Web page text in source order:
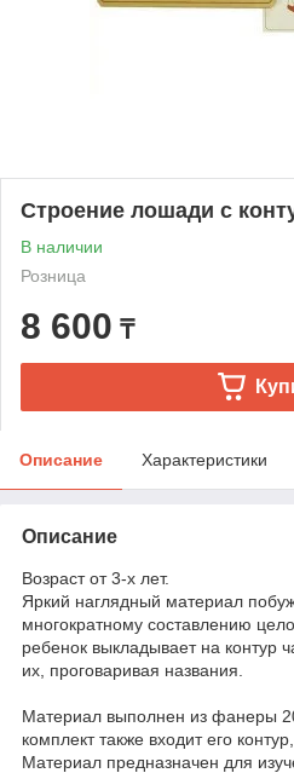
Строение лошади с
В наличии
Розница
8 600 ₸
Описание Характеристики
Описание
Возраст от 3-х лет.
Яркий наглядный материал
многократному составлению
ребенок выкладывает на контур
их, проговаривая названия.
Материал выполнен из фанеры
комплект также входит его
Материал предназначен для